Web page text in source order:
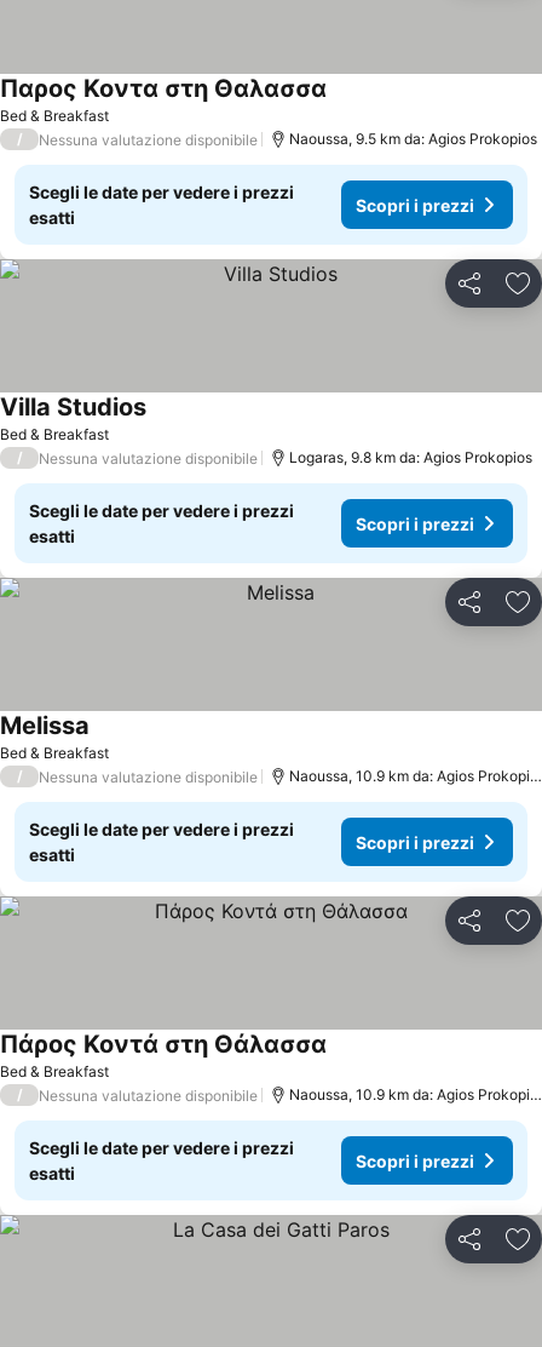
Bed & Breakfast
Παρος Κοντα στη Θαλασσα
/ Nessuna valutazione disponibile Naoussa, 9.5 km da: Agios Prokopios
Scegli le date per vedere i prezzi
esatti
Scopri i prezzi
Condividi
Bed & Breakfast
Villa StudiosScopri i prezzi
/ Nessuna valutazione disponibile Logaras, 9.8 km da: Agios Prokopios
Scegli le date per vedere i prezzi
esatti
Scopri i prezzi
Condividi
Bed & Breakfast
Melissa
/ Nessuna valutazione disponibile Naoussa, 10.9 km da: Agios
Scegli le date per vedere i prezzi
esatti
Scopri i prezzi
Condividi
Bed & Breakfast
Πάρος Κοντά στη Θάλασσα
/ Nessuna valutazione disponibile Naoussa, 10.9 km da: Agios
Scegli le date per vedere i prezzi
esatti
Scopri i prezzi
Condividi